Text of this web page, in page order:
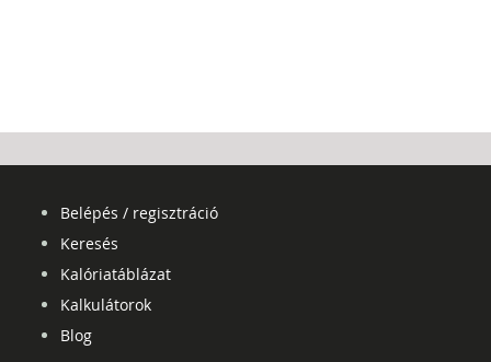
Belépés / regisztráció
Keresés
Kalóriatáblázat
Kalkulátorok
Blog